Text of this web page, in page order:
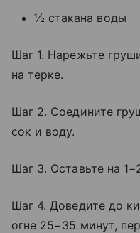
½ стакана воды
Шаг 1. Нарежьте
на терке.
Шаг 2. Соедините
сок и воду.
Шаг 3. Оставьте на
Шаг 4. Доведите до
огне 25−35 минут,